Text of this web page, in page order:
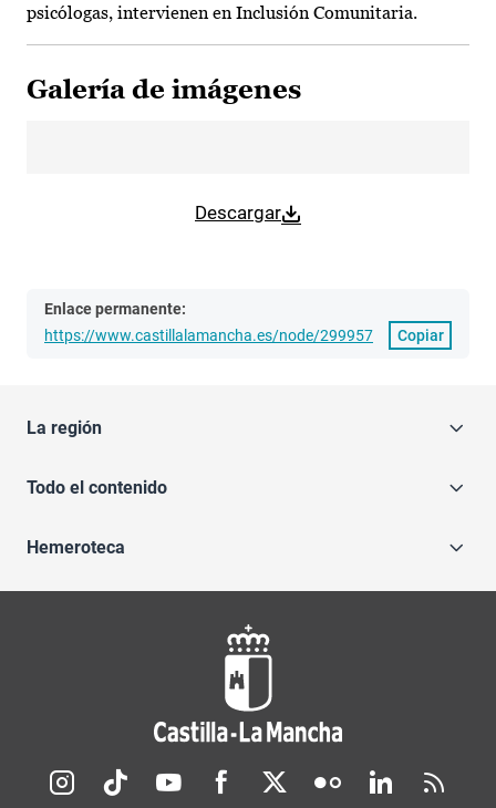
psicólogas, intervienen en Inclusión Comunitaria.
Galería de imágenes
Descargar
Enlace permanente:
https://www.castillalamancha.es/node/299957
Copiar
La región
Todo el contenido
Hemeroteca
Redes sociales JCCM